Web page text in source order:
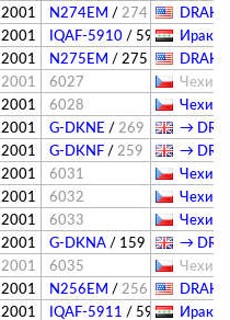
2001 N274EM / 274
2001 IQAF-5910 / 5910 Ирак -
2001 N275EM /275
2001 6027
Чехия
2001 6028
Чехия
2001 G-DKNE / 269
→
2001 G-DKNF / 259
→
2001 6031
Чехия
2001 6032
Чехия
2001 6033
Чехия
2001 G-DKNA / 159
→
2001 6035
Чехия
2001 N256EM / 256
2001 IQAF-5911 / 5911 Ирак -